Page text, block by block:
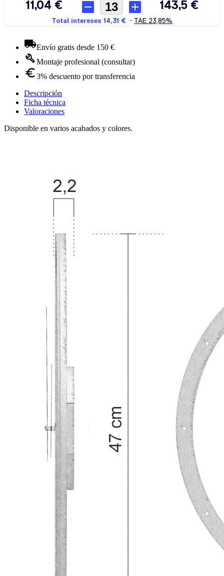
Envío gratis desde 150 €
Montaje profesional (consultar)
3% descuento por transferencia
Descripción
Ficha técnica
Valoraciones
Disponible en varios acabados y colores.